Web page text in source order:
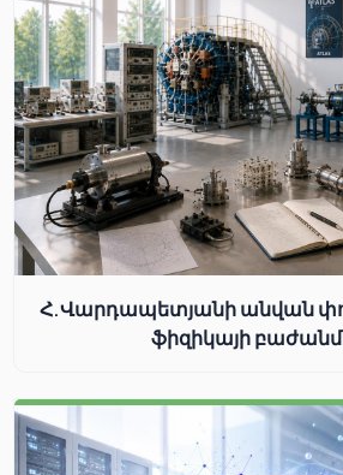
Հ.Վարդապետյանի անվան
ֆիզիկայի